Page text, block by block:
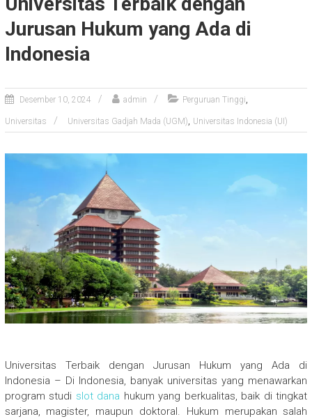
Jurusan Hukum yang Ada di
Indonesia
Desember 10, 2024 admin Perguruan Tinggi,
Universitas Universitas Gadjah Mada (UGM), Universitas Indonesia (UI)
Universitas Terbaik dengan Jurusan Hukum yang Ada di
Indonesia – Di Indonesia, banyak universitas yang menawarkan
program studi slot dana hukum yang berkualitas, baik di tingkat
sarjana, magister, maupun doktoral. Hukum merupakan salah